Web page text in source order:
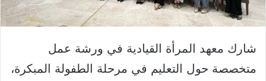
شارك معهد المرأة القيادية في ورشة عمل
متخصصة حول التعليم في مرحلة الطفولة المبكرة،